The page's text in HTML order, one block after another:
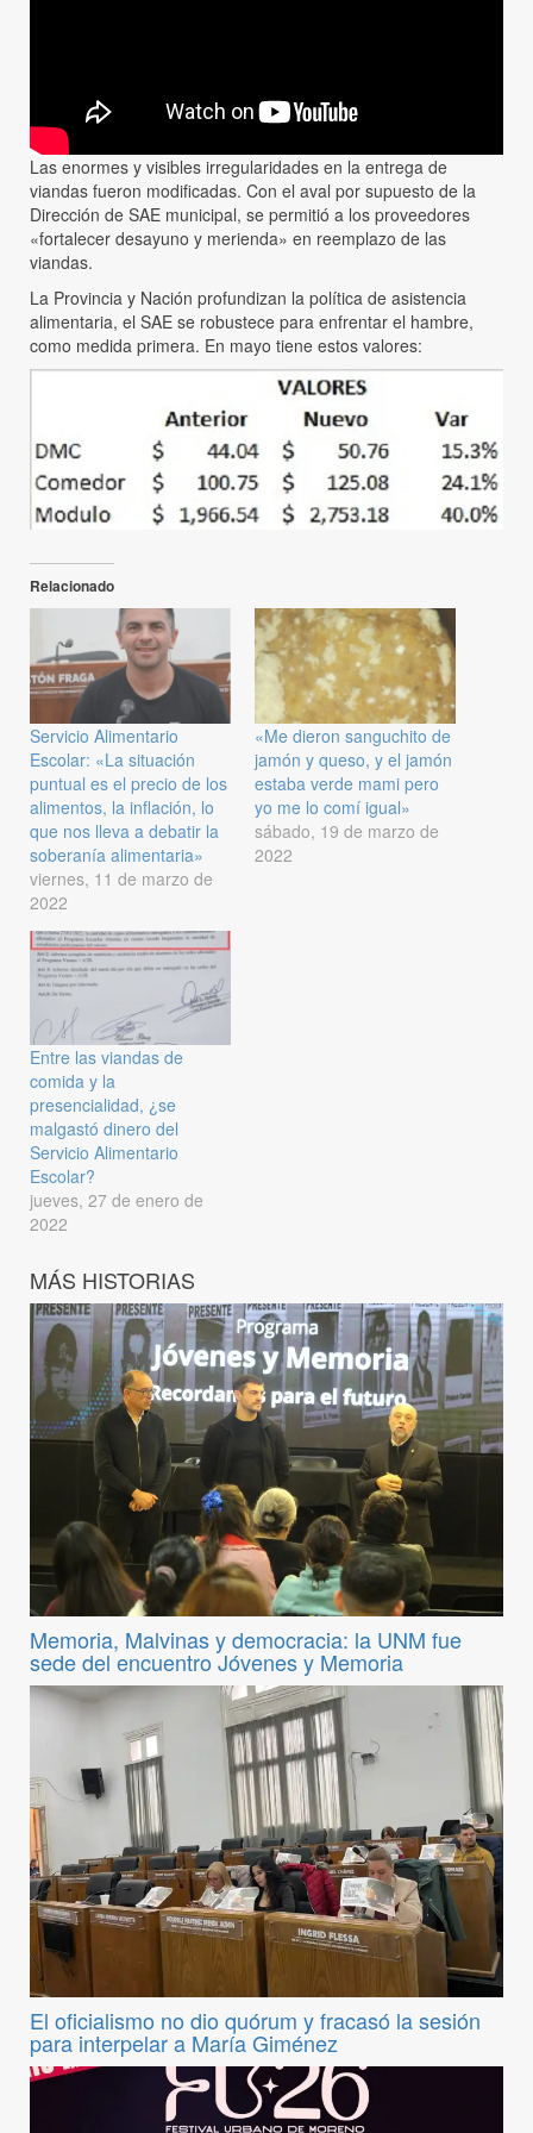
Las enormes y visibles irregularidades en la entrega de
viandas fueron modificadas. Con el aval por supuesto de la
Dirección de SAE municipal, se permitió a los proveedores
«fortalecer desayuno y merienda» en reemplazo de las
viandas.
La Provincia y Nación profundizan la política de asistencia
alimentaria, el SAE se robustece para enfrentar el hambre,
como medida primera. En mayo tiene estos valores:
Relacionado
Servicio Alimentario
Escolar: «La situación
puntual es el precio de los
alimentos, la inflación, lo
que nos lleva a debatir la
soberanía alimentaria»
viernes, 11 de marzo de
2022
«Me dieron sanguchito de
jamón y queso, y el jamón
estaba verde mami pero
yo me lo comí igual»
sábado, 19 de marzo de
2022
Entre las viandas de
comida y la
presencialidad, ¿se
malgastó dinero del
Servicio Alimentario
Escolar?
jueves, 27 de enero de
2022
MÁS HISTORIAS
Memoria, Malvinas y democracia: la UNM fue
sede del encuentro Jóvenes y Memoria
El oficialismo no dio quórum y fracasó la sesión
para interpelar a María Giménez